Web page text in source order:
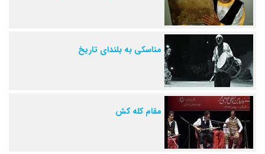
مناسکی به بلندای تاریخ
مقام کله کش